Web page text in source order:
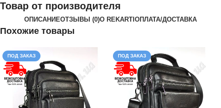
Товар от производителя
ОПИСАНИЕОТЗЫВЫ (0)О REKARTI ОПЛАТА/ДОСТАВКА
Похожие товары
ПОД ЗАКАЗ ПОД ЗАКАЗ